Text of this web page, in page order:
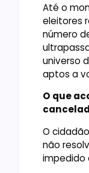
Até o
eleitores
número
universo
aptos a
O que
O
não
impedido